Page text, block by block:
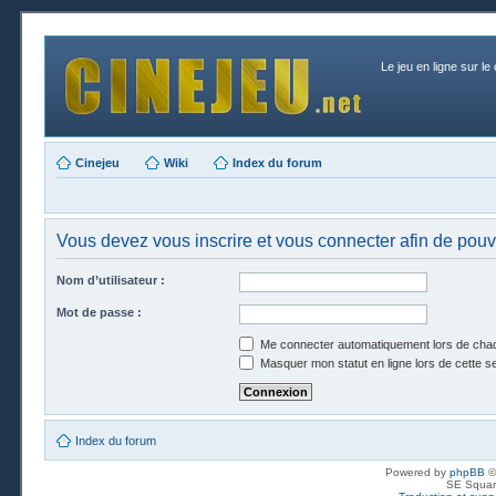
Le jeu en ligne sur le
Cinejeu Wiki Index du forum
Vous devez vous inscrire et vous connecter afin de
Nom d’utilisateur :
Mot de passe :
Me connecter automatiquement lors de
Masquer mon statut en ligne lors de cette
Index du forum
Powered by phpBB
SE